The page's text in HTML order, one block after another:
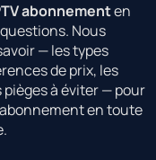
abonnementen
Nous
— les types
de prix, les
à éviter — pour
en toute